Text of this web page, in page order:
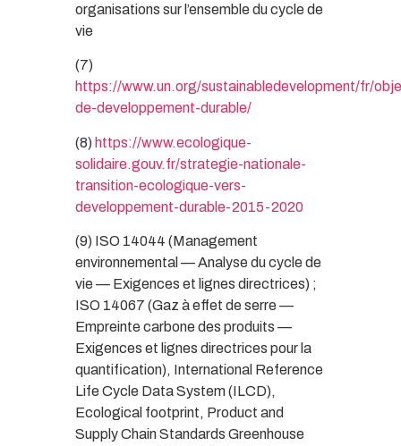
organisations sur l’ensemble du cycle de
vie
(7)
https://www.un.org/sustainabledevelopment/fr/
de-developpement-durable/
(8) https://www.ecologique-
solidaire.gouv.fr/strategie-nationale-
transition-ecologique-vers-
developpement-durable-2015-2020
(9) ISO 14044 (Management
environnemental — Analyse du cycle de
vie — Exigences et lignes directrices) ;
ISO 14067 (Gaz à effet de serre —
Empreinte carbone des produits —
Exigences et lignes directrices pour la
quantification), International Reference
Life Cycle Data System (ILCD),
Ecological footprint, Product and
Supply Chain Standards Greenhouse